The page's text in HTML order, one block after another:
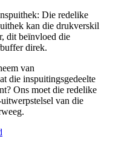
Die redelike
kan die drukverskil
dit beïnvloed die
direk.
van
die inspuitingsgedeelte
Ons moet die redelike
van die